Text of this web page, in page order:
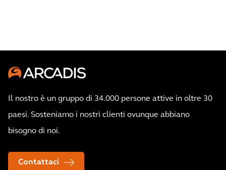
Il nostro è un gruppo di 34.000 persone attive in oltre 30
paesi. Sosteniamo i nostri clienti ovunque abbiano
bisogno di noi.
Contattaci